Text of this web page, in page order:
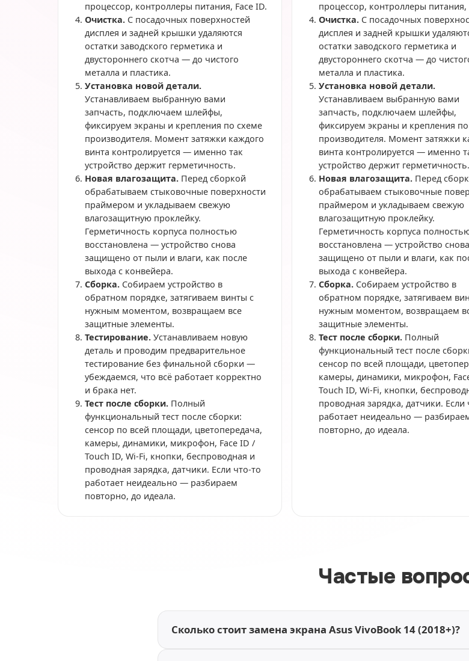
процессор, контроллеры питания, Face ID.
Очистка. С посадочных поверхностей
дисплея и задней крышки удаляются
остатки заводского герметика и
двустороннего скотча — до чистого
металла и пластика.
Установка новой детали.
Устанавливаем выбранную вами
запчасть, подключаем шлейфы,
фиксируем экраны и крепления по схеме
производителя. Момент затяжки каждого
винта контролируется — именно так
устройство держит герметичность.
Новая влагозащита. Перед сборкой
обрабатываем стыковочные поверхности
праймером и укладываем свежую
влагозащитную проклейку.
Герметичность корпуса полностью
восстановлена — устройство снова
защищено от пыли и влаги, как после
выхода с конвейера.
Сборка. Собираем устройство в
обратном порядке, затягиваем винты с
нужным моментом, возвращаем все
защитные элементы.
Тестирование. Устанавливаем новую
деталь и проводим предварительное
тестирование без финальной сборки —
убеждаемся, что всё работает корректно
и брака нет.
Тест после сборки. Полный
функциональный тест после сборки:
сенсор по всей площади, цветопередача,
камеры, динамики, микрофон, Face ID /
Touch ID, Wi-Fi, кнопки, беспроводная и
проводная зарядка, датчики. Если что-то
работает неидеально — разбираем
повторно, до идеала.
процессор, контроллеры питания,
Очистка. С посадочных
дисплея и задней крышки
остатки заводского герметика и
двустороннего скотча — до
металла и пластика.
Установка новой детали.
Устанавливаем выбранную вами
запчасть, подключаем шлейфы,
фиксируем экраны и крепления
производителя. Момент затяжки
винта контролируется — именно
устройство держит герметичность.
Новая влагозащита. Перед
обрабатываем стыковочные
праймером и укладываем свежую
влагозащитную проклейку.
Герметичность корпуса
восстановлена — устройство снова
защищено от пыли и влаги, как
выхода с конвейера.
Сборка. Собираем устройство в
обратном порядке, затягиваем
нужным моментом, возвращаем
защитные элементы.
Тест после сборки. Полный
функциональный тест после
сенсор по всей площади,
камеры, динамики, микрофон,
Touch ID, Wi-Fi, кнопки,
проводная зарядка, датчики. Если
работает неидеально —
повторно, до идеала.
Частые
Сколько стоит замена экрана Asus VivoBook 14 (2018+)?